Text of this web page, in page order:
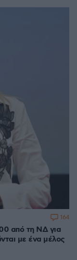
από τη ΝΔ για
με ένα μέλος
164